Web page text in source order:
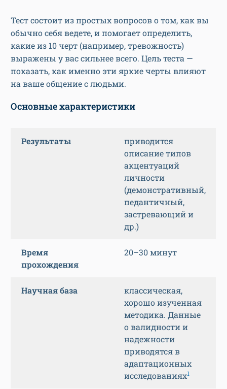
Тест состоит из простых вопросов о том, как вы
обычно себя ведете, и помогает определить,
какие из 10 черт (например, тревожность)
выражены у вас сильнее всего. Цель теста —
показать, как именно эти яркие черты влияют
на ваше общение с людьми.
Основные характеристики
Результаты
приводится
описание типов
акцентуаций
личности
(демонстративный,
педантичный,
застревающий и
др.)
Время
прохождения
20–30 минут
Научная база
классическая,
хорошо изученная
методика. Данные
о валидности и
надежности
приводятся в
адаптационных
исследованиях1